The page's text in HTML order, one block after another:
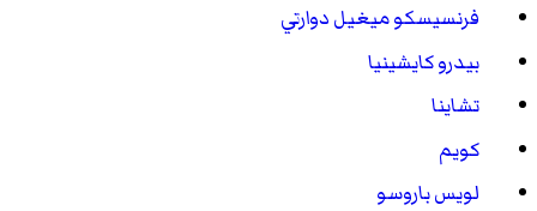
فرنسيسكو ميغيل دوارتي
بيدرو كايشينيا
تشاينا
كويم
لويس باروسو